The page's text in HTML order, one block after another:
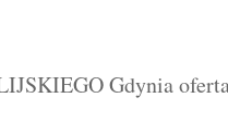
Gdynia